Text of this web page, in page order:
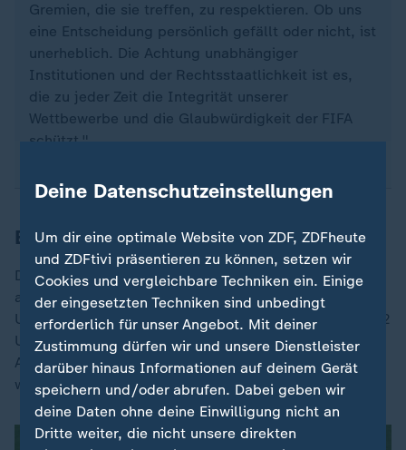
Gremien, die sie treffen, zu respektieren. Ob uns
eine Entscheidung persönlich gefällt oder nicht, ist
unerheblich. Die Achtung unabhängiger
Institutionen und der Rechtsstaatlichkeit ist es,
die zu jeder Zeit die Integrität unserer
Wettbewerbe und die Glaubwürdigkeit der FIFA
schützt."
Balogun gegen Belgien spielberechtigt
Die FIFA hatte am Sonntag die Rot-Sperre für Balogun
aufgehoben und zur Bewährung ausgesetzt. Für die
USA ist der Fall von großer Bedeutung: Am Dienstag (2
Uhr/MESZ) tritt das Team des Mitgastgebers im WM-
Achtelfinale gegen Belgien an, der für die Mannschaft
wichtige Stürmer wäre nun wieder spielberechtigt.
Deine Datenschutzeinstellungen
Um dir eine optimale Website von ZDF, ZDFheute
und ZDFtivi präsentieren zu können, setzen wir
Cookies und vergleichbare Techniken ein. Einige
der eingesetzten Techniken sind unbedingt
erforderlich für unser Angebot. Mit deiner
Zustimmung dürfen wir und unsere Dienstleister
darüber hinaus Informationen auf deinem Gerät
speichern und/oder abrufen. Dabei geben wir
deine Daten ohne deine Einwilligung nicht an
Dritte weiter, die nicht unsere direkten